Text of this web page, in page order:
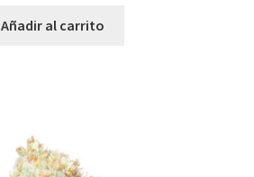
Añadir al carrito